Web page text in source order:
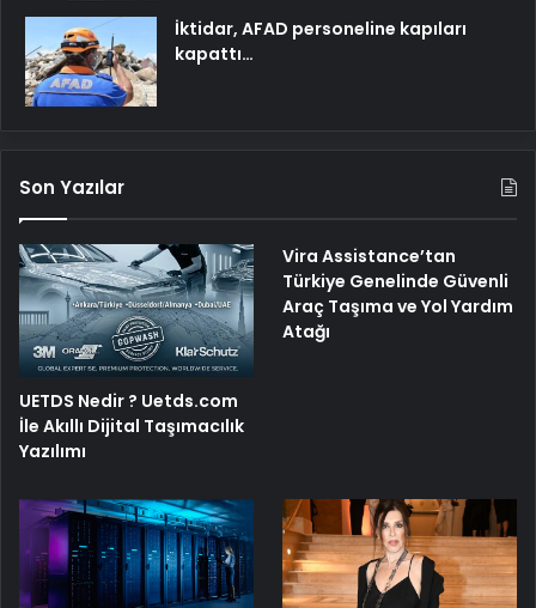
İktidar, AFAD personeline kapıları
kapattı…
Son Yazılar
UETDS Nedir ? Uetds.com
İle Akıllı Dijital Taşımacılık
Yazılımı
Vira Assistance’tan
Türkiye Genelinde Güvenli
Araç Taşıma ve Yol Yardım
Atağı